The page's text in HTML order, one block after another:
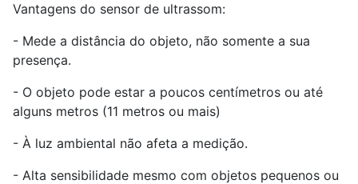
Vantagens do sensor de ultrassom:
- Mede a distância do objeto, não somente a sua
presença.
- O objeto pode estar a poucos centímetros ou até
alguns metros (11 metros ou mais)
- À luz ambiental não afeta a medição.
- Alta sensibilidade mesmo com objetos pequenos ou